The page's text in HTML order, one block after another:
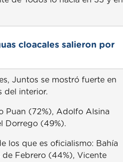
cloacales salieron por
Juntos se mostró fuerte en
del interior.
Puan (72%), Adolfo Alsina
Dorrego (49%).
los que es oficialismo: Bahía
de Febrero (44%), Vicente